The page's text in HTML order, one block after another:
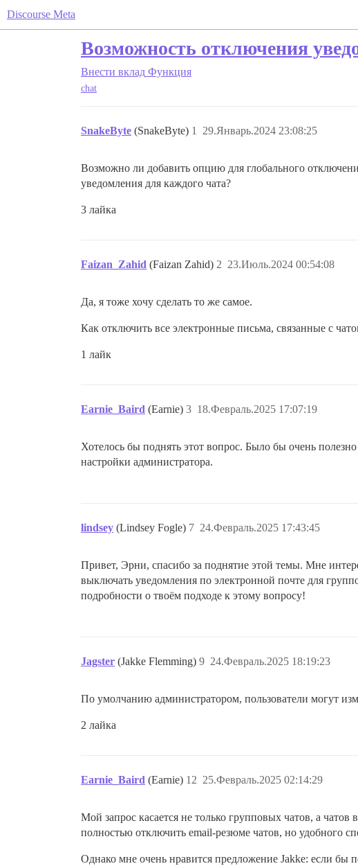
Discourse Meta
Возможность отключения
Внести вклад Функция
chat
SnakeByte (SnakeByte) 29.Январь.2024 23:08:25
1
Возможно ли добавить опцию для глобального
уведомления для каждого чата?
3 лайка
Faizan_Zahid (Faizan Zahid) 23.Июль.2024 00:54:08
2
Да, я тоже хочу сделать то же самое.
Как отключить все электронные письма, связанные с
1 лайк
Earnie_Baird (Earnie) 18.Февраль.2025 17:07:19
3
Хотелось бы поднять этот вопрос. Было бы очень
настройки администратора.
lindsey (Lindsey Fogle) 24.Февраль.2025 17:43:45
7
Привет, Эрни, спасибо за поднятие этой темы. Мне
выключать уведомления по электронной почте для
подробности о твоём подходе к этому вопросу!
Jagster (Jakke Flemming) 24.Февраль.2025 18:19:23
9
По умолчанию администратором, пользователи могут
2 лайка
Earnie_Baird (Earnie) 25.Февраль.2025 02:14:29
12
Мой запрос касается не только групповых чатов, а
полностью отключить email-резюме чатов, но удобного
Однако мне очень нравится предложение Jakke: если